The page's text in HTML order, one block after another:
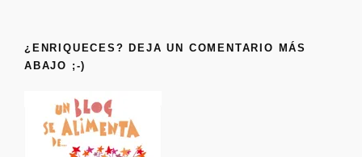
¿ENRIQUECES? DEJA UN COMENTARIO MÁS
ABAJO ;-)